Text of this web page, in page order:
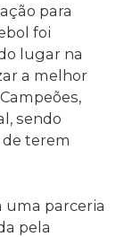
para
foi
lugar na
a melhor
sendo
terem
uma parceria
pela